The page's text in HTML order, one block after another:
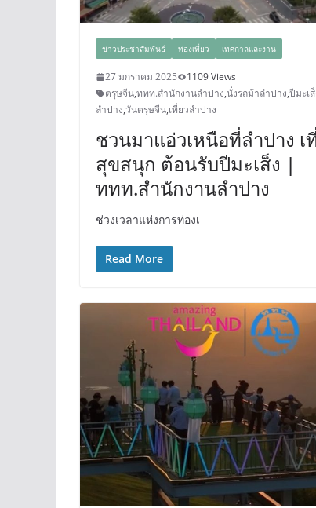
ข่าวประชาสัมพันธ์ ท่องเที่ยว เทศกาลและงาน
27 มกราคม 2025
1109 Views
ตรุษจีน,ททท.สำนักงานลำปาง,นั่งรถม้าลำปาง,ปีมะเ
ลำปาง,วันตรุษจีน,เที่ยวลำปาง
ชวนมาแอ่วเหนือที่ลำปาง เ
สุขสนุก ต้อนรับปีมะเส็ง |
ททท.สำนักงานลำปาง
ช่วงเวลาแห่งการท่องเ
Read More